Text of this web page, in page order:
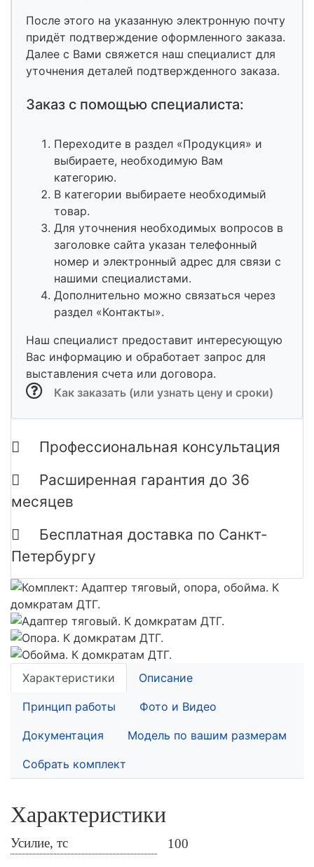
После этого на указанную электронную почту
придёт подтверждение оформленного заказа.
Далее с Вами свяжется наш специалист для
уточнения деталей подтвержденного заказа.
Заказ с помощью специалиста:
Переходите в раздел «Продукция» и
выбираете, необходимую Вам
категорию.
В категории выбираете необходимый
товар.
Для уточнения необходимых вопросов в
заголовке сайта указан телефонный
номер и электронный адрес для связи с
нашими специалистами.
Дополнительно можно связаться через
раздел «Контакты».
Наш специалист предоставит интересующую
Вас информацию и обработает запрос для
выставления счета или договора.
Как заказать (или узнать цену и сроки)
Профессиональная консультация
Расширенная гарантия до 36
месяцев
Бесплатная доставка по Санкт-
Петербургу
Характеристики Описание
Принцип работы Фото и Видео
Документация Модель по вашим размерам
Собрать комплект
Характеристики
Усилие, тс 100